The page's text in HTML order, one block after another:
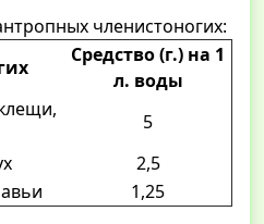
членистоногих:
Средство (г.) на 1
л. воды
5
2,5
1,25